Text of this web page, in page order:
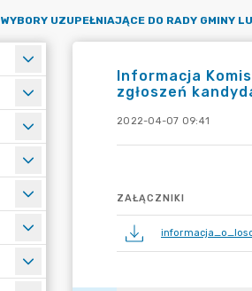
WYBORY UZUPEŁNIAJĄCE DO RADY GMINY
Informacja
zgłoszeń
2022-04-07 09:41
ZAŁĄCZNIKI